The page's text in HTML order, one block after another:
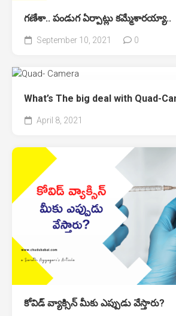
గణేశా.. పండుగ ఏర్పాట్లు కమ్మేశారయ్యా..
September 10, 2021 0
What’s The big deal with Quad-
April 8, 2021
కోవిడ్ వ్యాక్సిన్ మీకు ఎప్పుడు వేస్తారు?